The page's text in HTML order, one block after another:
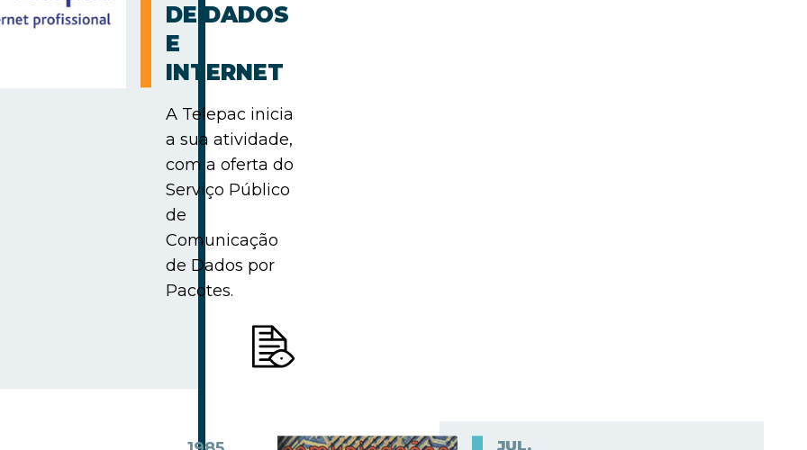
DE DADOS
E
INTERNET
A Telepac inicia
a sua atividade,
com a oferta do
Serviço Público
de
Comunicação
de Dados por
Pacotes.
JUL.